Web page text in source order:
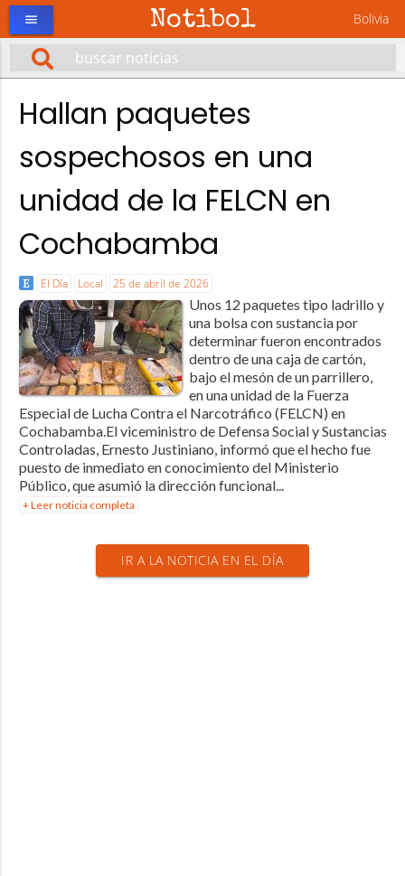
Notibol Bolivia
menu
Hallan paquetes
sospechosos en una
unidad de la FELCN en
Cochabamba
El Día Local 25 de abril de 2026
Unos 12 paquetes tipo ladrillo y
una bolsa con sustancia por
determinar fueron encontrados
dentro de una caja de cartón,
bajo el mesón de un parrillero,
en una unidad de la Fuerza
Especial de Lucha Contra el Narcotráfico (FELCN) en
Cochabamba.El viceministro de Defensa Social y Sustancias
Controladas, Ernesto Justiniano, informó que el hecho fue
puesto de inmediato en conocimiento del Ministerio
Público, que asumió la dirección funcional...
+ Leer noticia completa
IR A LA NOTICIA EN EL DÍA